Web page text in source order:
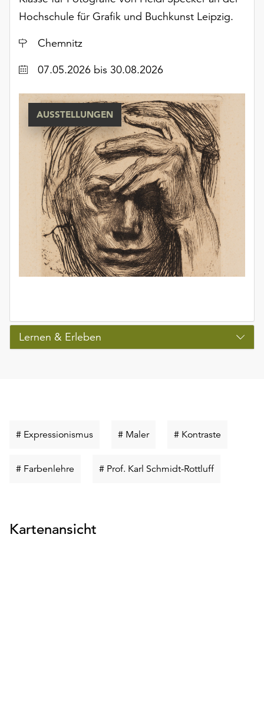
Hochschule für Grafik und Buchkunst Leipzig.
Ort
Chemnitz
Datum07.05.2026 bis 30.08.2026
AUSSTELLUNGEN
Lernen & Erleben
# ExpressionismusSchlüsselwort
# MalerSchlüsselwort
# Kontraste
# Farbenlehre Schlüsselwort
# Prof. Karl Schmidt-Rottluff
Kartenansicht